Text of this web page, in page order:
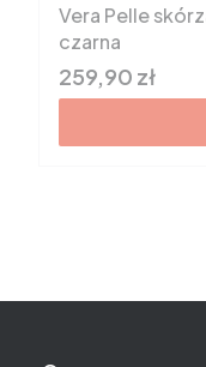
Vera Pelle
czarna
Cena brutto
259,90 zł